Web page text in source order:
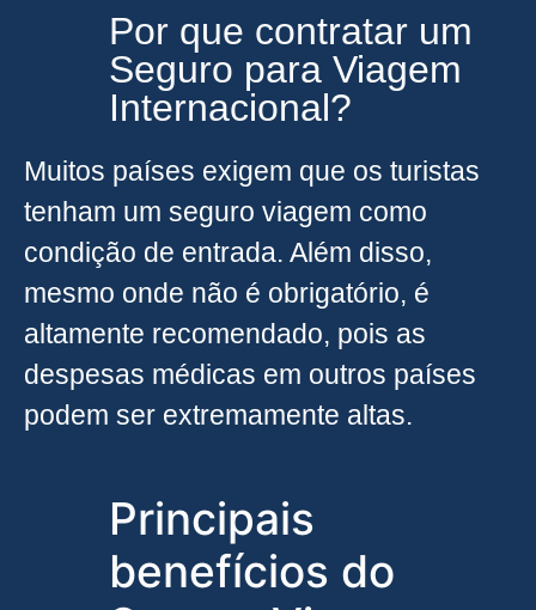
Por que contratar um
Seguro para Viagem
Internacional?
Muitos países exigem que os turistas
tenham um seguro viagem como
condição de entrada. Além disso,
mesmo onde não é obrigatório, é
altamente recomendado, pois as
despesas médicas em outros países
podem ser extremamente altas.
Principais
benefícios do